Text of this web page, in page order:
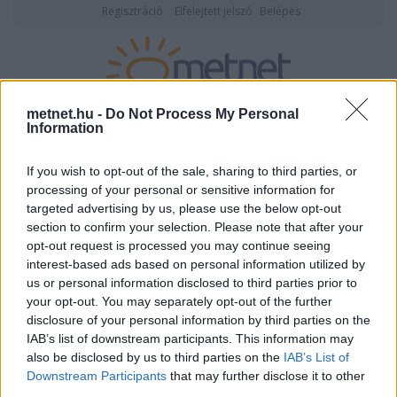
metnet.hu - Do Not Process My Personal
Information
If you wish to opt-out of the sale, sharing to third parties, or
processing of your personal or sensitive information for
targeted advertising by us, please use the below opt-out
section to confirm your selection. Please note that after your
opt-out request is processed you may continue seeing
interest-based ads based on personal information utilized by
us or personal information disclosed to third parties prior to
your opt-out. You may separately opt-out of the further
disclosure of your personal information by third parties on the
IAB’s list of downstream participants. This information may
also be disclosed by us to third parties on the IAB’s List of
Downstream Participants that may further disclose it to other
Regisztráció Elfelejtett jelszó Belépés
2026. augusztus 08., szombat 20:08
08:19 -Lokálisan hullott jelentős csapadék
Bárikus mocsár-helyzet